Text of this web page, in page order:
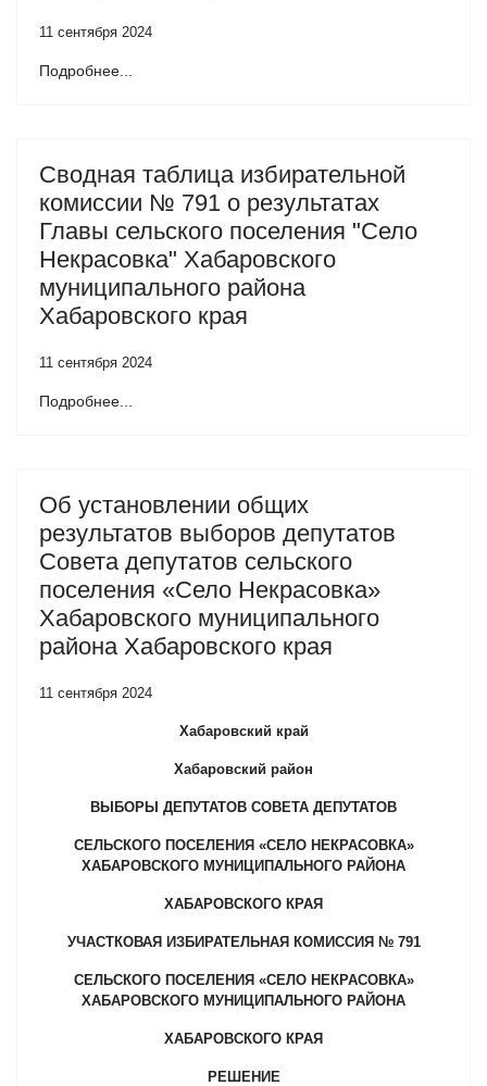
11 сентября 2024
Подробнее...
Сводная таблица избирательной
комиссии № 791 о результатах
Главы сельского поселения "Село
Некрасовка" Хабаровского
муниципального района
Хабаровского края
11 сентября 2024
Подробнее...
Об установлении общих
результатов выборов депутатов
Совета депутатов сельского
поселения «Село Некрасовка»
Хабаровского муниципального
района Хабаровского края
11 сентября 2024
Хабаровский край
Хабаровский район
ВЫБОРЫ ДЕПУТАТОВ СОВЕТА ДЕПУТАТОВ
СЕЛЬСКОГО ПОСЕЛЕНИЯ «СЕЛО НЕКРАСОВКА»
ХАБАРОВСКОГО МУНИЦИПАЛЬНОГО РАЙОНА
ХАБАРОВСКОГО КРАЯ
УЧАСТКОВАЯ ИЗБИРАТЕЛЬНАЯ КОМИССИЯ № 791
СЕЛЬСКОГО ПОСЕЛЕНИЯ «СЕЛО НЕКРАСОВКА»
ХАБАРОВСКОГО МУНИЦИПАЛЬНОГО РАЙОНА
ХАБАРОВСКОГО КРАЯ
РЕШЕНИЕ